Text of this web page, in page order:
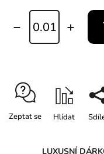
Zeptat se Hlídat
LUXUSNÍ